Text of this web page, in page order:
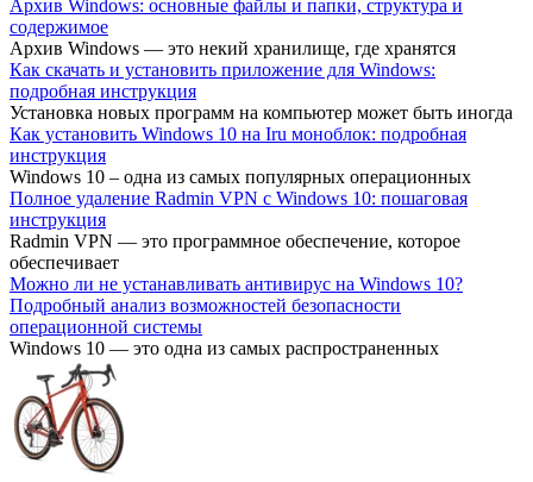
Архив Windows: основные файлы и папки, структура и
содержимое
Архив Windows — это некий хранилище, где хранятся
Как скачать и установить приложение для Windows:
подробная инструкция
Установка новых программ на компьютер может быть иногда
Как установить Windows 10 на Iru моноблок: подробная
инструкция
Windows 10 – одна из самых популярных операционных
Полное удаление Radmin VPN с Windows 10: пошаговая
инструкция
Radmin VPN — это программное обеспечение, которое
обеспечивает
Можно ли не устанавливать антивирус на Windows 10?
Подробный анализ возможностей безопасности
операционной системы
Windows 10 — это одна из самых распространенных